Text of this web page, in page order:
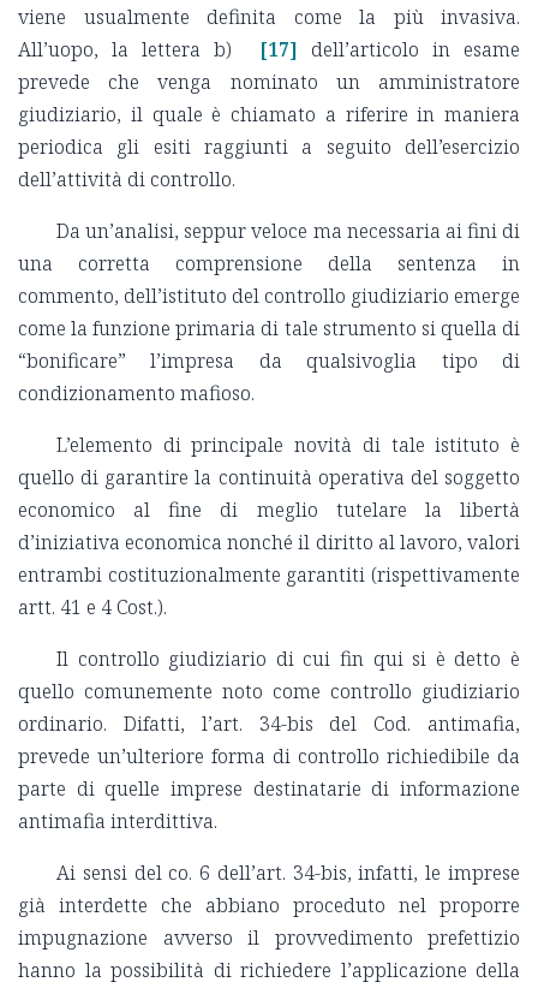
viene usualmente definita come la più invasiva.
All’uopo, la lettera b)
[17] dell’articolo in esame
prevede che venga nominato un amministratore
giudiziario, il quale è chiamato a riferire in maniera
periodica gli esiti raggiunti a seguito dell’esercizio
dell’attività di controllo.
Da un’analisi, seppur veloce ma necessaria ai fini di
una corretta comprensione della sentenza in
commento, dell’istituto del controllo giudiziario emerge
come la funzione primaria di tale strumento si quella di
“bonificare” l’impresa da qualsivoglia tipo di
condizionamento mafioso.
L’elemento di principale novità di tale istituto è
quello di garantire la continuità operativa del soggetto
economico al fine di meglio tutelare la libertà
d’iniziativa economica nonché il diritto al lavoro, valori
entrambi costituzionalmente garantiti (rispettivamente
artt. 41 e 4 Cost.).
Il controllo giudiziario di cui fin qui si è detto è
quello comunemente noto come controllo giudiziario
ordinario. Difatti, l’art. 34-bis del Cod. antimafia,
prevede un’ulteriore forma di controllo richiedibile da
parte di quelle imprese destinatarie di informazione
antimafia interdittiva.
Ai sensi del co. 6 dell’art. 34-bis, infatti, le imprese
già interdette che abbiano proceduto nel proporre
impugnazione avverso il provvedimento prefettizio
hanno la possibilità di richiedere l’applicazione della